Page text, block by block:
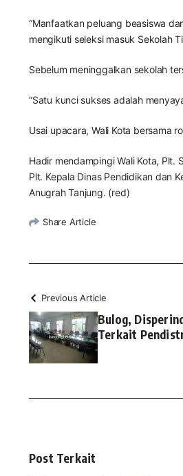
“Manfaatkan peluang beasiswa
mengikuti seleksi masuk Sekolah
Sebelum meninggalkan sekolah
“Satu kunci sukses adalah
Usai upacara, Wali Kota bersama
Hadir mendampingi Wali Kota, Plt.
Plt. Kepala Dinas Pendidikan dan
Anugrah Tanjung. (red)
Share Article
Previous Article
Bulog,
Terkait
Post Terkait